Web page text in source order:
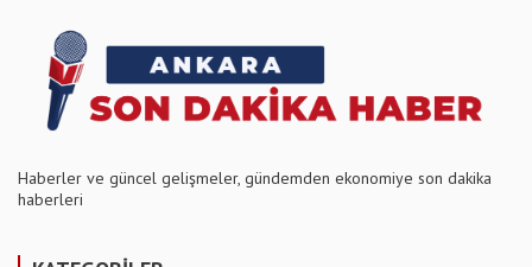
Haberler ve güncel gelişmeler, gündemden ekonomiye son dakika
haberleri